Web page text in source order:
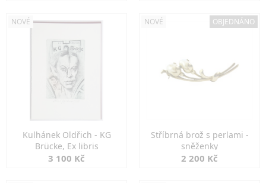
NOVÉ
Kulhánek Oldřich - KG
Brücke, Ex libris
3 100 Kč
NOVÉ OBJEDNÁNO
Stříbrná brož s perlami -
sněženky
2 200 Kč